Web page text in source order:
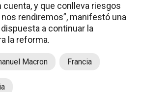
cuenta, y que conlleva riesgos
rendiremos”, manifestó una
a continuar la
la reforma.
Macron Francia